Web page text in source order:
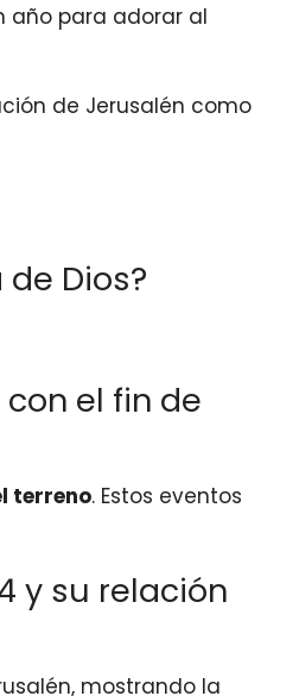
año para adorar al
de Jerusalén como
Dios?
el fin de
terreno. Estos eventos
y su relación
mostrando la